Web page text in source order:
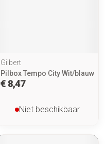
Gilbert
Pilbox Tempo City Wit/blauw
€ 8,47
Niet beschikbaar